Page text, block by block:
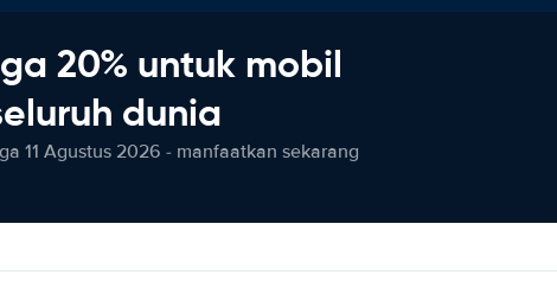
20% untuk mobil
dunia
11 Agustus 2026 - manfaatkan sekarang